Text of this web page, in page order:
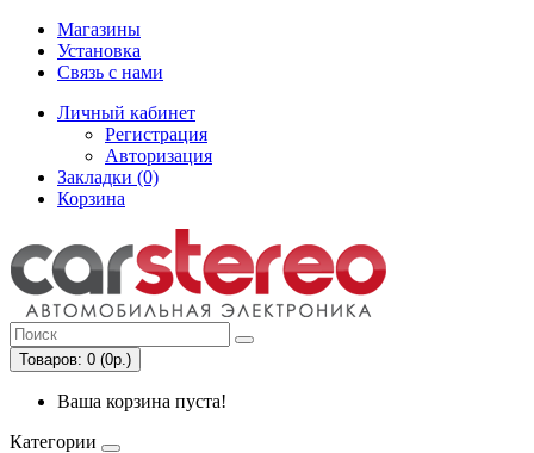
Магазины
Установка
Связь с нами
Личный кабинет
Регистрация
Авторизация
Закладки (0)
Корзина
Товаров: 0 (0р.)
Ваша корзина пуста!
Категории